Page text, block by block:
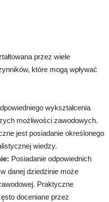
przez wiele
które mogą wpływać
wykształcenia
możliwości zawodowych.
jest posiadanie określonego
wiedzy.
Posiadanie odpowiednich
danej dziedzinie może
Praktyczne
doceniane przez